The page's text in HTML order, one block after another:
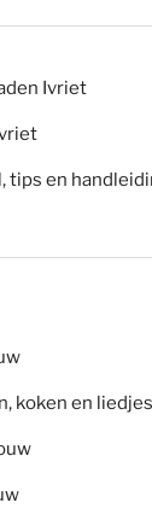
Ivriet
tips en
koken en liedjes